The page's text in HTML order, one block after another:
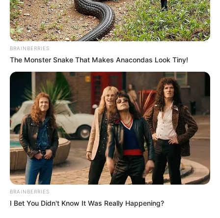
A versenyzőknek azonban nemcsak a kényelmes
életüket kell hátrahagyniuk, hanem pénzüket,
bankkártyájukat és telefonjukat is. Az Ázsia
Expressz nem csak kaland, de egyfajta
túlélőverseny is, ahol az alapvető komfortzónától is
meg kell válniuk a résztvevőknek. A kalandra
vállalkozó párok között lesznek olyan ismert
személyiségek, mint:
a TV2 műsorvezetői, Till Attila és Stohl András;
Mikes Anna és Krausz Gábor,
BRAINBERRIES
The Monster Snake That Makes Anacondas Look Tiny!
BRAINBERRIES
I Bet You Didn't Know It Was Really Happening?